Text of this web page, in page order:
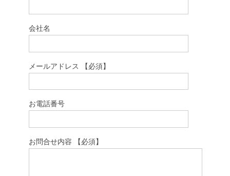
会社名
メールアドレス 【必須】
お電話番号
お問合せ内容 【必須】